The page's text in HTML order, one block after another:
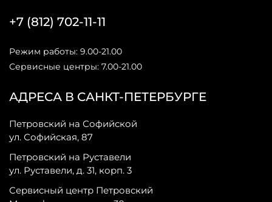
АДРЕСА В САНКТ-ПЕТЕРБУРГЕ
Петровский на Софийской
ул. Софийская, 87
Петровский на Руставели
ул. Руставели, д. 31, корп. 3
Сервисный центр Петровский
+7 (812) 702-11-11
Режим работы: 9.00-21.00
Сервисные центры: 7.00-21.00